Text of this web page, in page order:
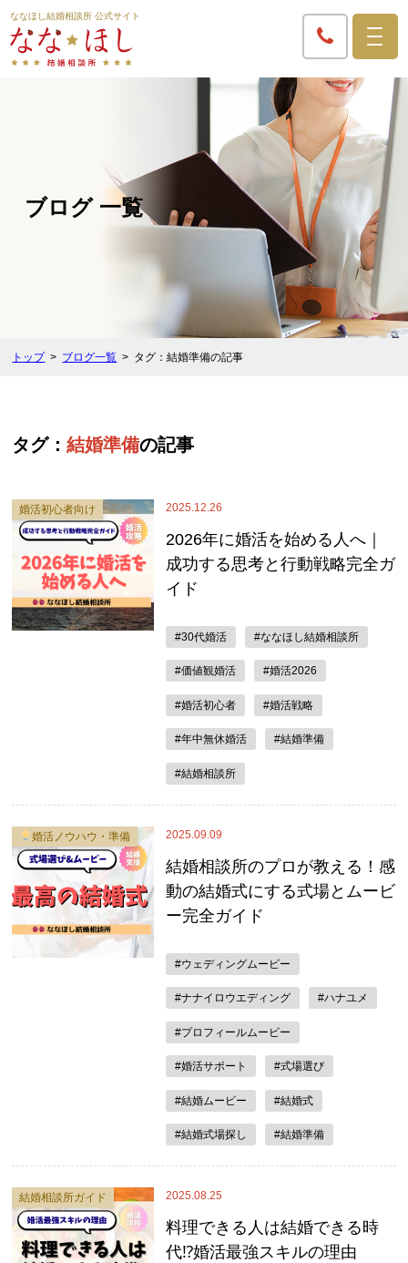
ななほし結婚相談所 公式サイト
ブログ 一覧
トップ ブログ一覧 タグ：結婚準備の記事
タグ：結婚準備の記事
2025.12.26
婚活初心者向け
2026年に婚活を始める人へ｜
成功する思考と行動戦略完全ガ
イド
#30代婚活 #ななほし結婚相談所
#価値観婚活 #婚活2026
#婚活初心者 #婚活戦略
#年中無休婚活 #結婚準備
#結婚相談所
2025.09.09
婚活ノウハウ・準備
結婚相談所のプロが教える！感
動の結婚式にする式場とムービ
ー完全ガイド
#ウェディングムービー
#ナナイロウエディング #ハナユメ
#プロフィールムービー
#婚活サポート #式場選び
#結婚ムービー #結婚式
#結婚式場探し #結婚準備
2025.08.25
結婚相談所ガイド
料理できる人は結婚できる時
代⁉︎婚活最強スキルの理由